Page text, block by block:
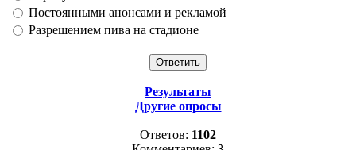
Постоянными анонсами и рекламой
Разрешением пива на стадионе
Результаты
Другие опросы
Ответов: 1102